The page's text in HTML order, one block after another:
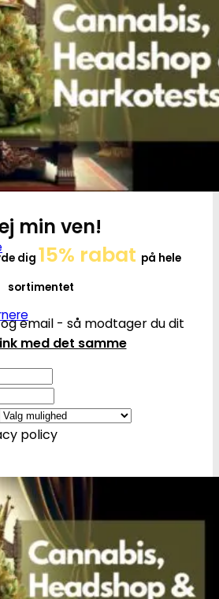
min ven!
dig 15% rabat på hele
sortimentet
email - så modtager du dit
med det samme
policy